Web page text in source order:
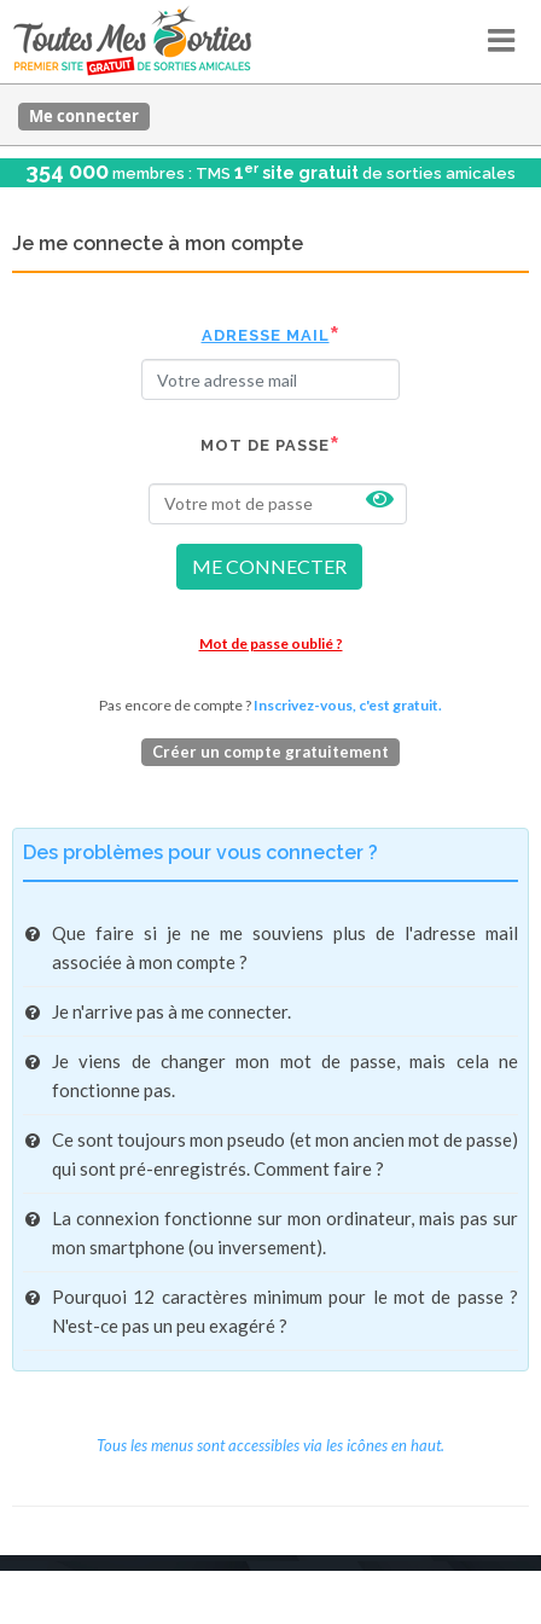
Me connecter
354 000 membres : TMS 1er site gratuit de sorties amicales
Je me connecte à mon compte
ADRESSE MAIL
MOT DE PASSE
ME CONNECTER
Mot de passe oublié ?
Pas encore de compte ? Inscrivez-vous, c'est gratuit.
Créer un compte gratuitement
Des problèmes pour vous connecter ?
Que faire si je ne me souviens plus de l'adresse mail
associée à mon compte ?
Je n'arrive pas à me connecter.
Je viens de changer mon mot de passe, mais cela ne
fonctionne pas.
Ce sont toujours mon pseudo (et mon ancien mot de passe)
qui sont pré-enregistrés. Comment faire ?
La connexion fonctionne sur mon ordinateur, mais pas sur
mon smartphone (ou inversement).
Pourquoi 12 caractères minimum pour le mot de passe ?
N'est-ce pas un peu exagéré ?
Tous les menus sont accessibles via les icônes en haut.